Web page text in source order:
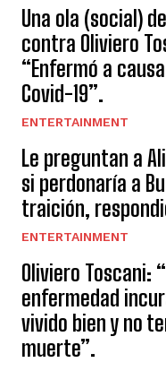
Una ola (social)
contra Oliviero
“Enfermó a
Covid-19”.
ENTERTAINMENT
Le preguntan a
si perdonaría a
traición,
ENTERTAINMENT
Oliviero Toscani:
enfermedad
vivido bien y no
muerte”.